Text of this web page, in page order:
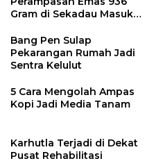
Gram di Sekadau Masuk
Bang Pen Sulap
Pekarangan Rumah Jadi
Sentra Kelulut
5 Cara Mengolah Ampas
Kopi Jadi Media Tanam
Karhutla Terjadi di Dekat
Pusat Rehabilitasi